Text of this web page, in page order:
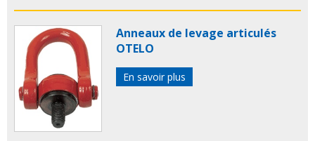
Anneaux de levage articulés
OTELO
En savoir plus